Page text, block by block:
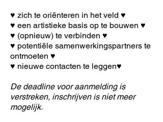
♥ zich te oriënteren in het veld ♥
♥ een artistieke basis op te bouwen ♥
♥ (opnieuw) te verbinden ♥
♥ potentiële samenwerkingspartners te
ontmoeten ♥
♥ nieuwe contacten te leggen♥
De deadline voor aanmelding is
verstreken, inschrijven is niet meer
mogelijk.